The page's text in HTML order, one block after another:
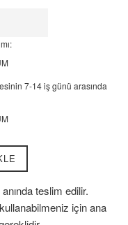
7-14 iş günü arasında
teslim edilir.
için ana